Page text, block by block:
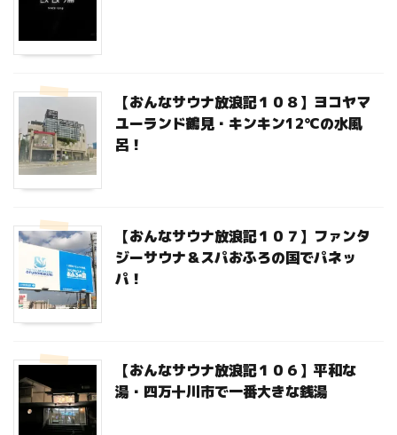
【おんなサウナ放浪記１０８】ヨコヤマ
ユーランド鶴見・キンキン12℃の水風
呂！
【おんなサウナ放浪記１０７】ファンタ
ジーサウナ＆スパおふろの国でパネッ
パ！
【おんなサウナ放浪記１０６】平和な
湯・四万十川市で一番大きな銭湯